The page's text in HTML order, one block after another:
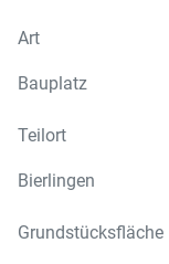
Art
Bauplatz
Teilort
Bierlingen
Grundstücksfläche